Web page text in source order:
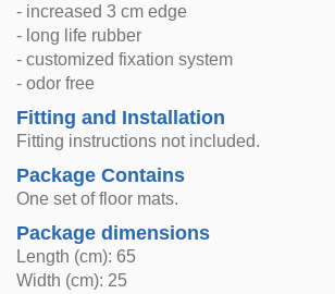
- increased 3 cm edge
- long life rubber
- customized fixation system
- odor free
Fitting and Installation
Fitting instructions not included.
Package Contains
One set of floor mats.
Package dimensions
Length (cm): 65
Width (cm): 25